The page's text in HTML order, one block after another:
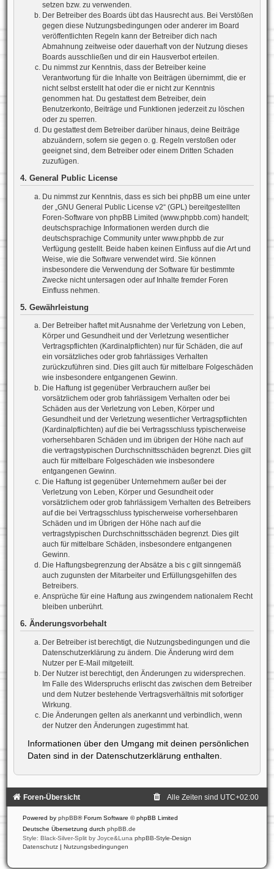
setzen bzw. zu verwenden.
Der Betreiber des Boards übt das Hausrecht aus. Bei Verstößen
gegen diese Nutzungsbedingungen oder anderer im Board
veröffentlichten Regeln kann der Betreiber dich nach
Abmahnung zeitweise oder dauerhaft von der Nutzung dieses
Boards ausschließen und dir ein Hausverbot erteilen.
Du nimmst zur Kenntnis, dass der Betreiber keine
Verantwortung für die Inhalte von Beiträgen übernimmt, die er
nicht selbst erstellt hat oder die er nicht zur Kenntnis
genommen hat. Du gestattest dem Betreiber, dein
Benutzerkonto, Beiträge und Funktionen jederzeit zu löschen
oder zu sperren.
Du gestattest dem Betreiber darüber hinaus, deine Beiträge
abzuändern, sofern sie gegen o. g. Regeln verstoßen oder
geeignet sind, dem Betreiber oder einem Dritten Schaden
zuzufügen.
4. General Public License
Du nimmst zur Kenntnis, dass es sich bei phpBB um eine unter
der „GNU General Public License v2“ (GPL) bereitgestellten
Foren-Software von phpBB Limited (www.phpbb.com) handelt;
deutschsprachige Informationen werden durch die
deutschsprachige Community unter www.phpbb.de zur
Verfügung gestellt. Beide haben keinen Einfluss auf die Art und
Weise, wie die Software verwendet wird. Sie können
insbesondere die Verwendung der Software für bestimmte
Zwecke nicht untersagen oder auf Inhalte fremder Foren
Einfluss nehmen.
5. Gewährleistung
Der Betreiber haftet mit Ausnahme der Verletzung von Leben,
Körper und Gesundheit und der Verletzung wesentlicher
Vertragspflichten (Kardinalpflichten) nur für Schäden, die auf
ein vorsätzliches oder grob fahrlässiges Verhalten
zurückzuführen sind. Dies gilt auch für mittelbare Folgeschäden
wie insbesondere entgangenen Gewinn.
Die Haftung ist gegenüber Verbrauchern außer bei
vorsätzlichem oder grob fahrlässigem Verhalten oder bei
Schäden aus der Verletzung von Leben, Körper und
Gesundheit und der Verletzung wesentlicher Vertragspflichten
(Kardinalpflichten) auf die bei Vertragsschluss typischerweise
vorhersehbaren Schäden und im übrigen der Höhe nach auf
die vertragstypischen Durchschnittsschäden begrenzt. Dies gilt
auch für mittelbare Folgeschäden wie insbesondere
entgangenen Gewinn.
Die Haftung ist gegenüber Unternehmern außer bei der
Verletzung von Leben, Körper und Gesundheit oder
vorsätzlichem oder grob fahrlässigem Verhalten des Betreibers
auf die bei Vertragsschluss typischerweise vorhersehbaren
Schäden und im Übrigen der Höhe nach auf die
vertragstypischen Durchschnittsschäden begrenzt. Dies gilt
auch für mittelbare Schäden, insbesondere entgangenen
Gewinn.
Die Haftungsbegrenzung der Absätze a bis c gilt sinngemäß
auch zugunsten der Mitarbeiter und Erfüllungsgehilfen des
Betreibers.
Ansprüche für eine Haftung aus zwingendem nationalem Recht
bleiben unberührt.
6. Änderungsvorbehalt
Der Betreiber ist berechtigt, die Nutzungsbedingungen und die
Datenschutzerklärung zu ändern. Die Änderung wird dem
Nutzer per E-Mail mitgeteilt.
Der Nutzer ist berechtigt, den Änderungen zu widersprechen.
Im Falle des Widerspruchs erlischt das zwischen dem Betreiber
und dem Nutzer bestehende Vertragsverhältnis mit sofortiger
Wirkung.
Die Änderungen gelten als anerkannt und verbindlich, wenn
der Nutzer den Änderungen zugestimmt hat.
Informationen über den Umgang mit deinen persönlichen
Daten sind in der Datenschutzerklärung enthalten.
Foren-Übersicht Alle Zeiten sind UTC+02:00
Powered by phpBB® Forum Software © phpBB Limited
Deutsche Übersetzung durch phpBB.de
Style: Black-Silver-Split by Joyce&Luna phpBB-Style-Design
Datenschutz | Nutzungsbedingungen